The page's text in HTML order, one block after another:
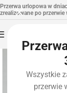
Wszystkie
przerwie
Przerwa urlopowa w
zrealizowane po